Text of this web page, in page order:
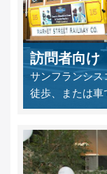
訪問者向け
サンフランシス
徒歩、または車